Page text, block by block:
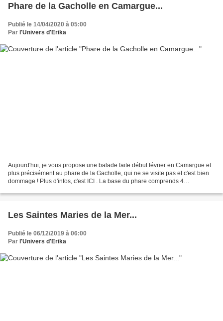
Phare de la Gacholle en Camargue...
Publié le 14/04/2020 à 05:00
Par l'Univers d'Erika
Aujourd'hui, je vous propose une balade faite début février en Camargue et
plus précisément au phare de la Gacholle, qui ne se visite pas et c'est bien
dommage ! Plus d'infos, c'est ICI . La base du phare comprends 4
Les Saintes Maries de la Mer...
Publié le 06/12/2019 à 06:00
Par l'Univers d'Erika